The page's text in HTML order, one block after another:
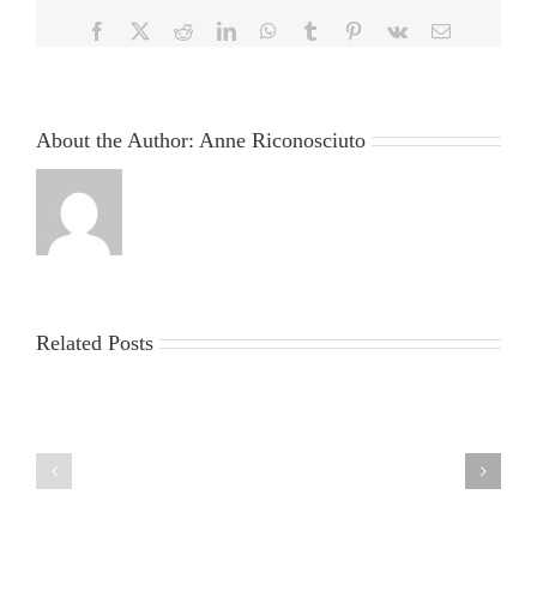
Video
Facebook RedditLinkedInWhatsApp
Tumblr Pinterest
Vk Email
About the Author: Anne Riconosciuto
Related Posts